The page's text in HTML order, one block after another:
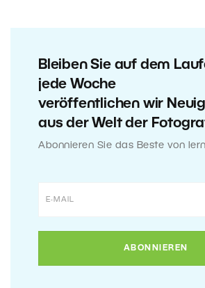
Bleiben Sie auf dem
jede Woche
veröffentlichen wir
aus der Welt der
Abonnieren Sie das Beste von